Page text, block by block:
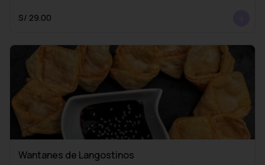
S/ 29.00
Wantanes de Langostinos